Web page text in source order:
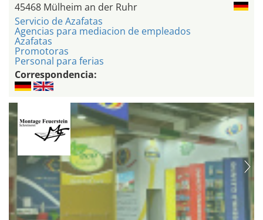
45468 Mülheim an der Ruhr
Servicio de Azafatas
Agencias para mediacion de empleados
Azafatas
Promotoras
Personal para ferias
Correspondencia: